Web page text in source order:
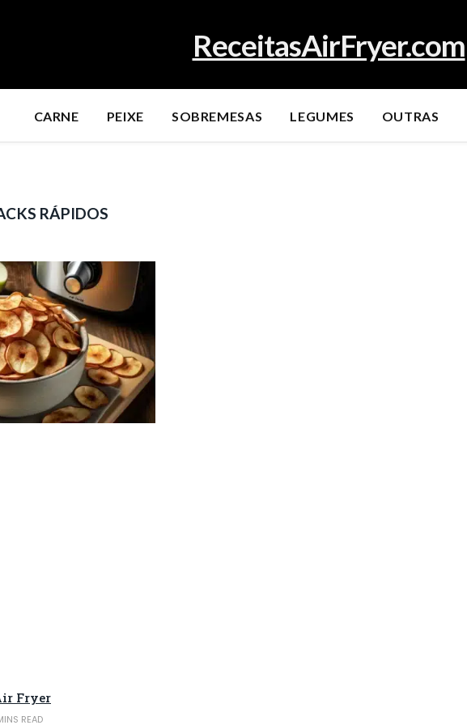
ReceitasAirFryer.com
CARNE PEIXE SOBREMESAS LEGUMES OUTRAS
RÁPIDOS
Fryer
READ